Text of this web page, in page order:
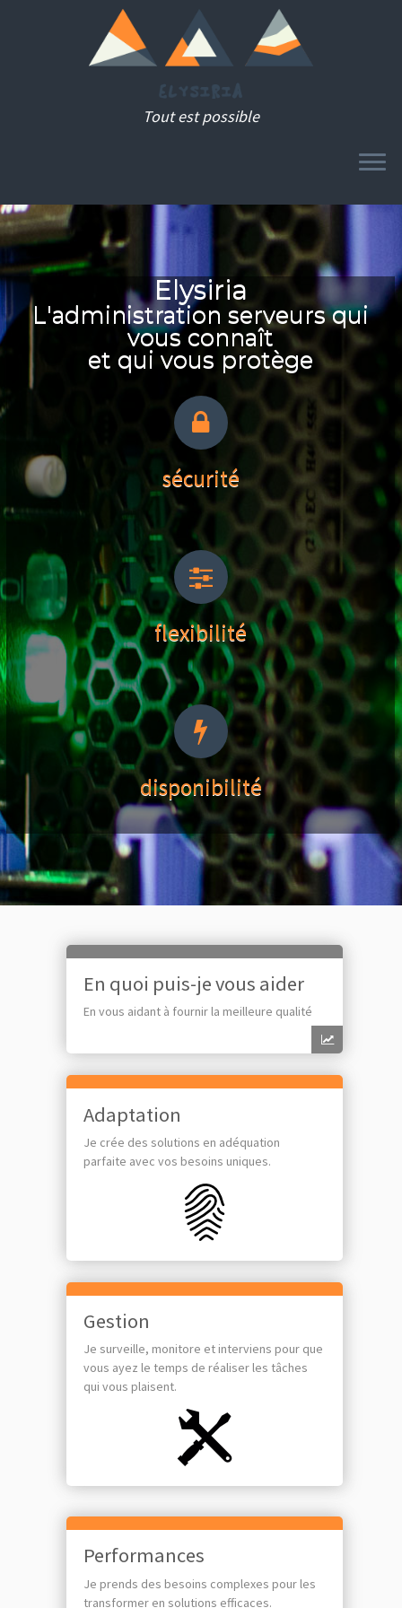
Passer
au
contenu
Tout est possible
MENU
Elysiria
L'administration serveurs qui
vous connaît
et qui vous protège
sécurité
flexibilité
disponibilité
En quoi puis-je vous aider
En vous aidant à fournir la meilleure qualité
Adaptation
Je crée des solutions en adéquation
parfaite avec vos besoins uniques.
Gestion
Je surveille, monitore et interviens pour que
vous ayez le temps de réaliser les tâches
qui vous plaisent.
Performances
Je prends des besoins complexes pour les
transformer en solutions efficaces.